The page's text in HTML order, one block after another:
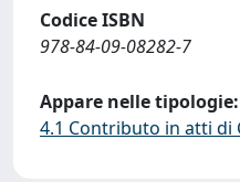
Codice ISBN
978-84-09-08282-7
Appare nelle tipologie:
4.1 Contributo in atti di